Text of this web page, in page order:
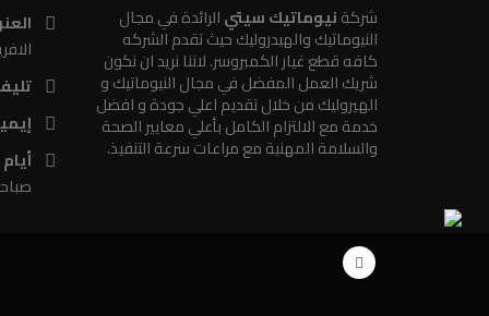
شركةنيوماتيك سيتيالرائدة في مجال
النيوماتيك والهيدروليك حيث تقدم الشركه
كافه قطع غيار الكمبروسر. لاننا نريد ان نكون
شريك العمل المفضل في مجال النيوماتيك و
الهيروليك من خلال تقديم اعلي جودة و افضل
خدمة مع الالتزام الكامل بأعلي معايير الصحة
والسلامة المهنية مع مراعات سرعة التنفيذ.
صباحاً